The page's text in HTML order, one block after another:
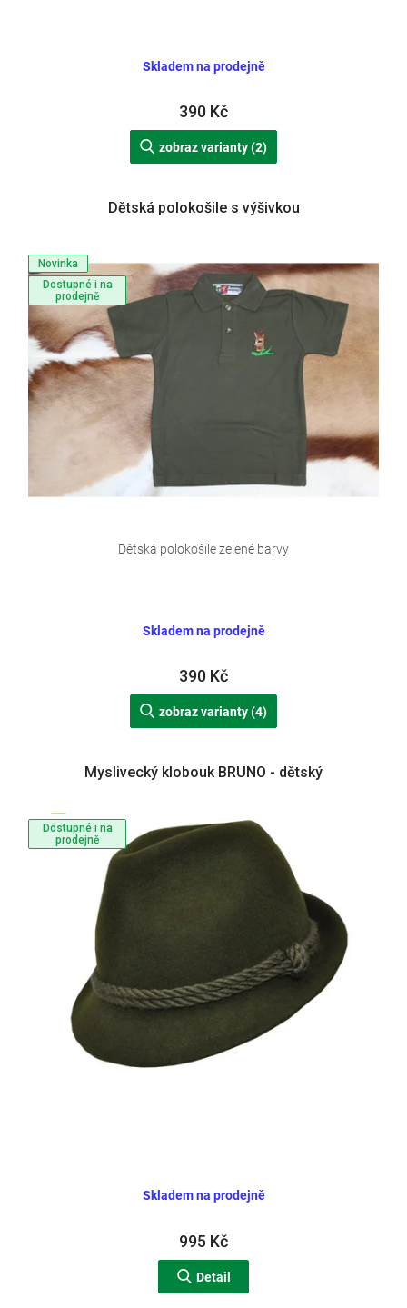
Skladem na prodejně
390 Kč
zobraz varianty (2)
Novinka
Dostupné i na
prodejně
Dětská polokošile s výšivkou
Skladem na prodejně
390 Kč
zobraz varianty (4)
Dětská polokošile zelené barvy
Dostupné i na
prodejně
Myslivecký klobouk BRUNO - dětský
Skladem na prodejně
995 Kč
Detail